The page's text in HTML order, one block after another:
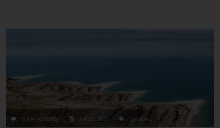
0 komentarzy lut 25, 2021 Jordania